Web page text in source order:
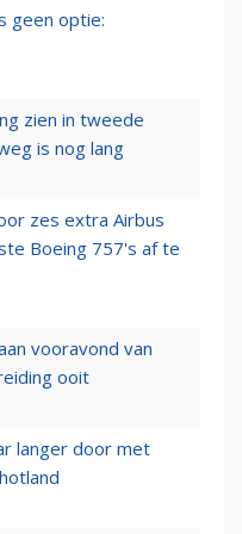
geen optie:
zien in tweede
is nog lang
zes extra Airbus
Boeing 757's af te
vooravond van
ooit
langer door met